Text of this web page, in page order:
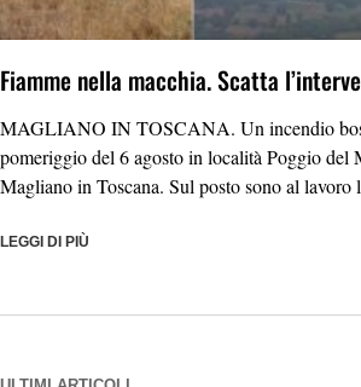
Fiamme nella macchia. Scatta
MAGLIANO IN TOSCANA. Un incendio
pomeriggio del 6 agosto in località Poggio del
Magliano in Toscana. Sul posto sono al lavoro
LEGGI DI PIÙ